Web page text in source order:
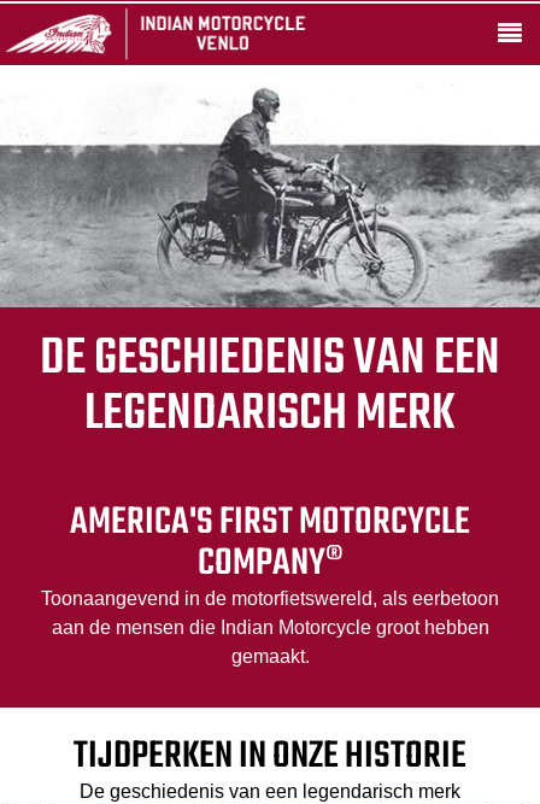
DE GESCHIEDENIS VAN EEN
LEGENDARISCH MERK
AMERICA'S FIRST MOTORCYCLE
COMPANY®
Toonaangevend in de motorfietswereld, als eerbetoon
aan de mensen die Indian Motorcycle groot hebben
gemaakt.
TIJDPERKEN IN ONZE HISTORIE
De geschiedenis van een legendarisch merk